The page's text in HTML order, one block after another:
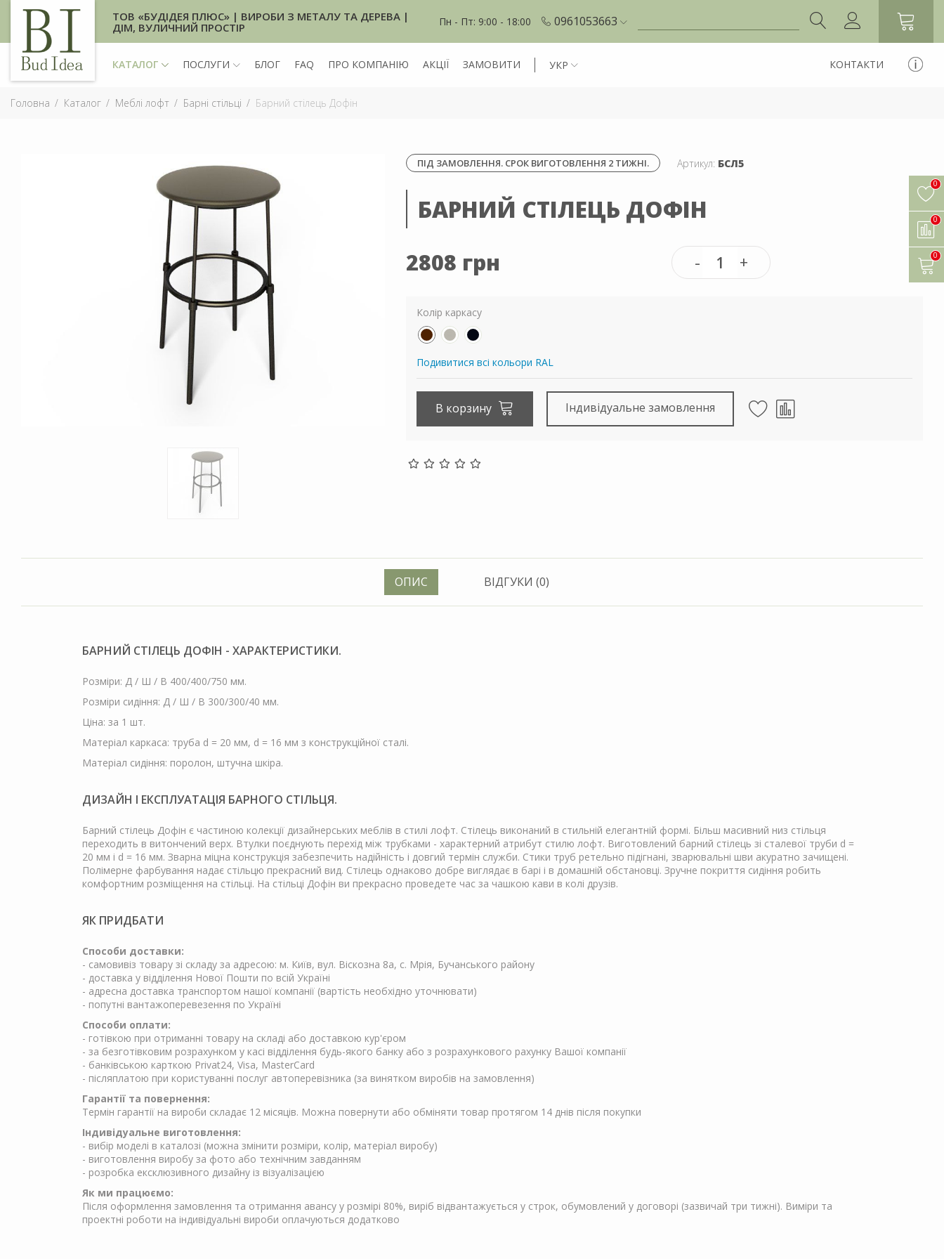
ТОВ «БУДІДЕЯ ПЛЮС» | ВИРОБИ З МЕТАЛУ ТА ДЕРЕВА |
ДІМ, ВУЛИЧНИЙ ПРОСТІР
Пн - Пт: 9:00 - 18:00 0961053663
КАТАЛОГ ПОСЛУГИ БЛОГ FAQ ПРО КОМПАНІЮ АКЦІЇ ЗАМОВИТИ УКР КОНТАКТИ
Головна Каталог Меблі лофт Барні стільці Барний стілець Дофін
ПІД ЗАМОВЛЕННЯ. СРОК ВИГОТОВЛЕННЯ 2 ТИЖНІ. Артикул: БСЛ5
БАРНИЙ СТІЛЕЦЬ ДОФІН
2808 грн
Колір каркасу
Подивитися всі кольори RAL
В корзину Індивідуальне замовлення
ОПИС ВІДГУКИ (0)
БАРНИЙ СТІЛЕЦЬ ДОФІН - ХАРАКТЕРИСТИКИ.
Розміри: Д / Ш / В 400/400/750 мм.
Розміри сидіння: Д / Ш / В 300/300/40 мм.
Ціна: за 1 шт.
Матеріал каркаса: труба d = 20 мм, d = 16 мм з конструкційної сталі.
Матеріал сидіння: поролон, штучна шкіра.
ДИЗАЙН І ЕКСПЛУАТАЦІЯ БАРНОГО СТІЛЬЦЯ.
Барний стілець Дофін є частиною колекції дизайнерських меблів в стилі лофт. Стілець виконаний в стильній елегантній формі. Більш масивний низ стільця
переходить в витончений верх. Втулки поєднують перехід між трубками - характерний атрибут стилю лофт. Виготовлений барний стілець зі сталевої труби d =
20 мм і d = 16 мм. Зварна міцна конструкція забезпечить надійність і довгий термін служби. Стики труб ретельно підігнані, зварювальні шви акуратно зачищені.
Полімерне фарбування надає стільцю прекрасний вид. Стілець однаково добре виглядає в барі і в домашній обстановці. Зручне покриття сидіння робить
комфортним розміщення на стільці. На стільці Дофін ви прекрасно проведете час за чашкою кави в колі друзів.
ЯК ПРИДБАТИ
Способи доставки:
- самовивіз товару зі складу за адресою: м. Київ, вул. Віскозна 8а, с. Мрія, Бучанського району
- доставка у відділення Нової Пошти по всій Україні
- адресна доставка транспортом нашої компанії (вартість необхідно уточнювати)
- попутні вантажоперевезення по Україні
Способи оплати:
- готівкою при отриманні товару на складі або доставкою кур'єром
- за безготівковим розрахунком у касі відділення будь-якого банку або з розрахункового рахунку Вашої компанії
- банківською карткою Privat24, Visa, MasterCard
- післяплатою при користуванні послуг автоперевізника (за винятком виробів на замовлення)
Гарантії та повернення:
Термін гарантії на вироби складає 12 місяців. Можна повернути або обміняти товар протягом 14 днів після покупки
Індивідуальне виготовлення:
- вибір моделі в каталозі (можна змінити розміри, колір, матеріал виробу)
- виготовлення виробу за фото або технічним завданням
- розробка ексклюзивного дизайну із візуалізацією
Як ми працюємо:
Після оформлення замовлення та отримання авансу у розмірі 80%, виріб відвантажується у строк, обумовлений у договорі (зазвичай три тижні). Виміри та
проектні роботи на індивідуальні вироби оплачуються додатково
0
0
0